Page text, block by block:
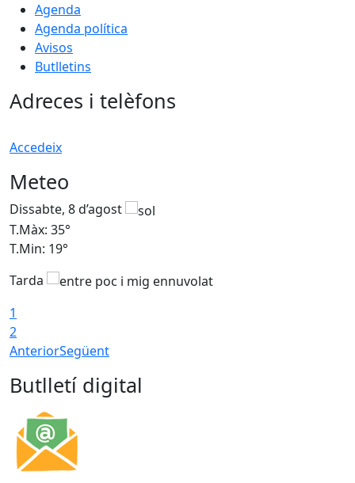
Agenda
Agenda política
Avisos
Butlletins
Adreces i telèfons
Accedeix
Meteo
Dissabte, 8 d’agost
T.Màx: 35°
T.Min: 19°
Tarda
1
2
AnteriorSegüent
Butlletí digital